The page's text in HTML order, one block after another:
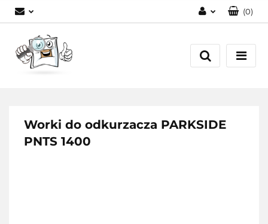
Zarejestruj się
(0)
Worki do odkurzacza PARKSIDE
PNTS 1400